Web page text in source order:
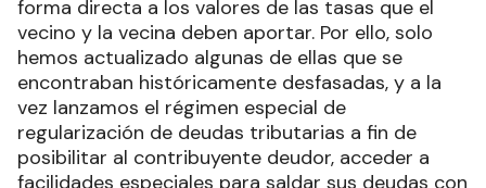
forma directa a los valores de las tasas que el
vecino y la vecina deben aportar. Por ello, solo
hemos actualizado algunas de ellas que se
encontraban históricamente desfasadas, y a la
vez lanzamos el régimen especial de
regularización de deudas tributarias a fin de
posibilitar al contribuyente deudor, acceder a
facilidades especiales para saldar sus deudas con